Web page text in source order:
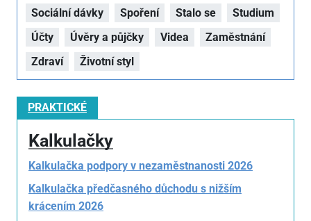
Sociální dávky
Spoření Stalo se
Studium
Účty
Úvěry a půjčky Videa
Zaměstnání
Zdraví
Životní styl
PRAKTICKÉ
Kalkulačky
Kalkulačka podpory v nezaměstnanosti 2026
Kalkulačka předčasného důchodu s nižším
krácením 2026